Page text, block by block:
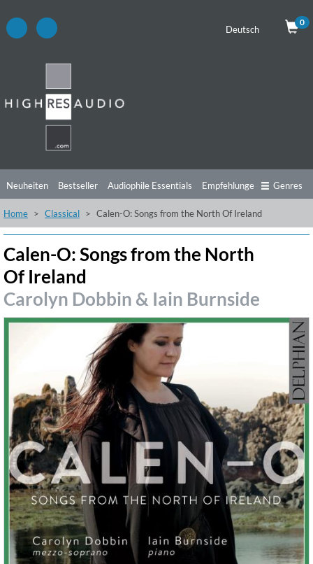
Deutsch
0
Neuheiten Bestseller Audiophile Essentials Empfehlungen
Hörtipps Top Alben Angebote Preorder Vorschau Free Sampler
Genres
Home Classical Calen-O: Songs from the North Of Ireland
Calen-O: Songs from the North
Of Ireland
Carolyn Dobbin & Iain Burnside